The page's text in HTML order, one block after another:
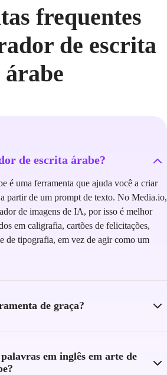
frequentes
de escrita
árabe
de escrita árabe?
é uma ferramenta que ajuda você a criar
partir de um prompt de texto. No Media.io,
de imagens de IA, por isso é melhor
em caligrafia, cartões de felicitações,
de tipografia, em vez de agir como um
de graça?
em inglês em arte de